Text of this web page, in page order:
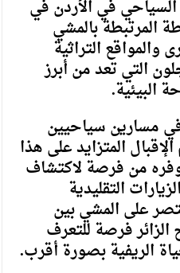
في الأردن في
المرتبطة بالمشي
التراثية
التي تعد من أبرز
البيئية.
مسارين سياحيين
المتزايد على هذا
من فرصة لاكتشاف
التقليدية
على المشي بين
الزائر فرصة للتعرف
الريفية بصورة أقرب.